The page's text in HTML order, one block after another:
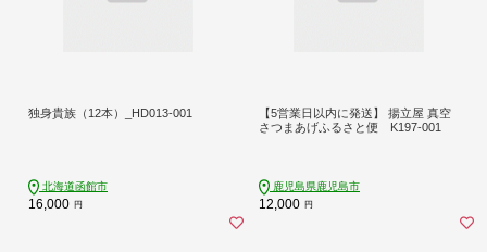
独身貴族（12本）_HD013-001
北海道函館市
16,000 円
【5営業日以内に発送】 揚立屋 真空
さつまあげふるさと便 K197-001
鹿児島県鹿児島市
12,000 円